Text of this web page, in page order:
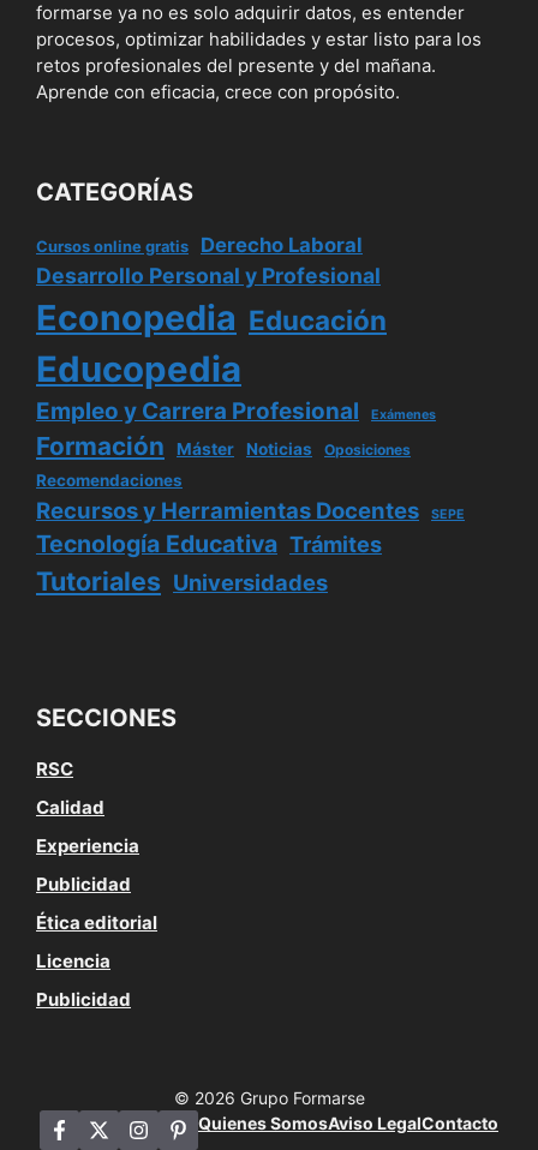
formarse ya no es solo adquirir datos, es entender
procesos, optimizar habilidades y estar listo para los
retos profesionales del presente y del mañana.
Aprende con eficacia, crece con propósito.
CATEGORÍAS
Cursos online gratis Derecho Laboral
Desarrollo Personal y Profesional
Econopedia Educación
Educopedia
Empleo y Carrera Profesional Exámenes
Formación Máster Noticias Oposiciones
Recomendaciones
Recursos y Herramientas Docentes SEPE
Tecnología Educativa Trámites
Tutoriales Universidades
SECCIONES
RSC
Calidad
Experiencia
Publicidad
Ética editorial
Licencia
Publicidad
© 2026 Grupo Formarse
Quienes SomosAviso LegalContacto